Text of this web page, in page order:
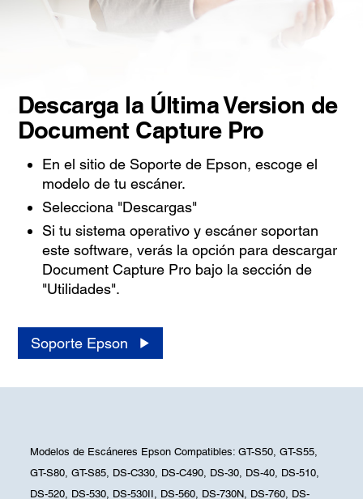
Descarga la Última Version de
Document Capture Pro
En el sitio de Soporte de Epson, escoge el
modelo de tu escáner.
Selecciona "Descargas"
Si tu sistema operativo y escáner soportan
este software, verás la opción para descargar
Document Capture Pro bajo la sección de
"Utilidades".
Soporte Epson
Modelos de Escáneres Epson Compatibles: GT-S50, GT-S55,
GT-S80, GT-S85, DS-C330, DS-C490, DS-30, DS-40, DS-510,
DS-520, DS-530, DS-530II, DS-560, DS-730N, DS-760, DS-